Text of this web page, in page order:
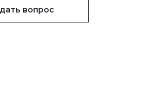
вопрос